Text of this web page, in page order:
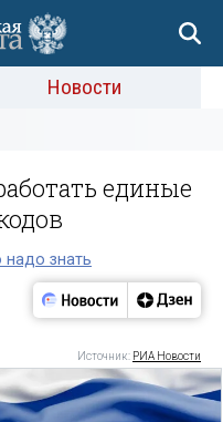
Новости
единые
надо знать
Источник: РИА Новости